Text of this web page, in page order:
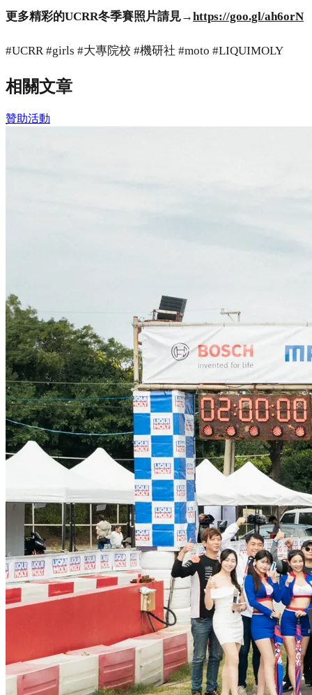
更多精彩的UCRR冬季賽照片請見→https://goo.gl/ah6orN
#UCRR #girls #大專院校 #機研社 #moto #LIQUIMOLY
相關文章
贊助活動